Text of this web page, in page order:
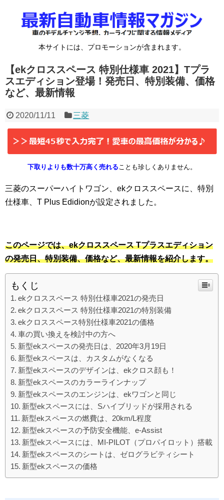
本サイトには、プロモーションが含まれます。
【ekクロススペース 特別仕様車 2021】Tプラ
スエディション登場！発売日、特別装備、価格
など、最新情報
2020/11/11 三菱
下取りよりも数十万高く売れることも珍しくありません。
三菱のスーパーハイトワゴン、ekクロススペースに、特別
仕様車、T Plus Edidionが設定されました。
このページでは、ekクロススペース Tプラスエディション
の発売日、特別装備、価格など、最新情報を紹介します。
もくじ
ekクロススペース 特別仕様車2021の発売日
ekクロススペース 特別仕様車2021の特別装備
ekクロススペース特別仕様車2021の価格
車の買い換えを検討中の方へ
新型ekスペースの発売日は、2020年3月19日
新型ekスペースは、カスタムがなくなる
新型ekスペースのデザインは、ekクロス顔も！
新型ekスペースのカラーラインナップ
新型ekスペースのエンジンは、ekワゴンと同じ
新型ekスペースには、Sハイブリッドが採用される
新型ekスペースの燃費は、20km/L程度
新型ekスペースの予防安全機能、e-Assist
新型ekスペースには、MI-PILOT（プロパイロット）搭載
新型ekスペースのシートは、ゼログラビティシート
新型ekスペースの価格